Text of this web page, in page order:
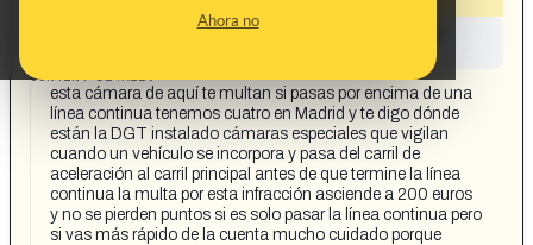
Ahora no
This content has not yet been investigated by the
CONTENT DETAIL:
esta cámara de aquí te multan si pasas por encima de una
línea continua tenemos cuatro en Madrid y te digo dónde
están la DGT instalado cámaras especiales que vigilan
cuando un vehículo se incorpora y pasa del carril de
aceleración al carril principal antes de que termine la línea
continua la multa por esta infracción asciende a 200 euros
y no se pierden puntos si es solo pasar la línea continua pero
si vas más rápido de la cuenta mucho cuidado porque